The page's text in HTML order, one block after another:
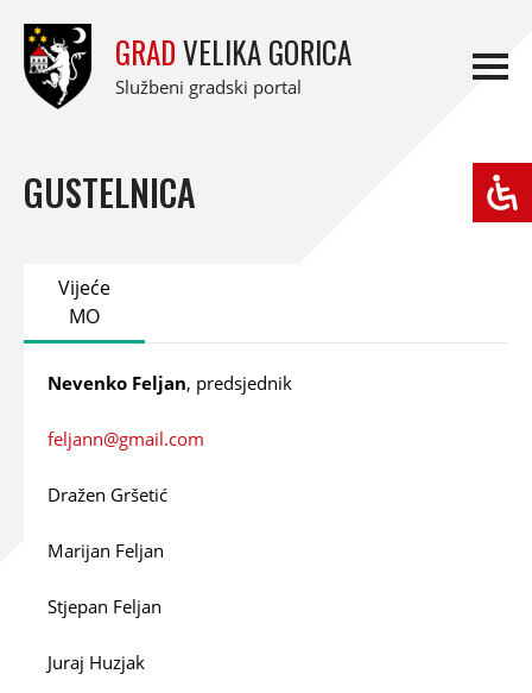
GRADVELIKA GORICA
Službeni gradski portal
GUSTELNICA
Vijeće
MO
Nevenko Feljan, predsjednik
feljann@gmail.com
Dražen Gršetić
Marijan Feljan
Stjepan Feljan
Juraj Huzjak